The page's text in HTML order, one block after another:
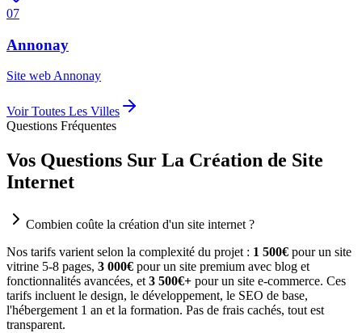
07
Annonay
Site web Annonay
Voir Toutes Les Villes
Questions Fréquentes
Vos Questions Sur La Création de Site
Internet
Combien coûte la création d'un site internet ?
Nos tarifs varient selon la complexité du projet : 1 500€ pour un site
vitrine 5-8 pages, 3 000€ pour un site premium avec blog et
fonctionnalités avancées, et 3 500€+ pour un site e-commerce. Ces
tarifs incluent le design, le développement, le SEO de base,
l'hébergement 1 an et la formation. Pas de frais cachés, tout est
transparent.